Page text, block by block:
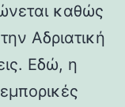
καθώς
Αδριατική
Εδώ, η